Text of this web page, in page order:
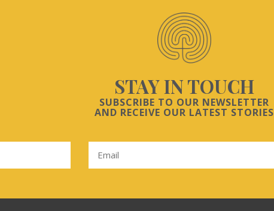
STAY IN TOUCH
SUBSCRIBE TO OUR NEWSLETTER
AND RECEIVE OUR LATEST STORIES